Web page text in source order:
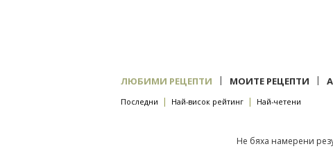
ЛЮБИМИ РЕЦЕПТИ | МОИТЕ РЕЦЕПТИ |
Последни | Най-висок рейтинг | Най-четени
Не бяха намерени